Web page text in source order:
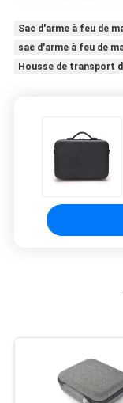
Sac d'arme à feu de
sac d'arme à feu de
Housse de transport